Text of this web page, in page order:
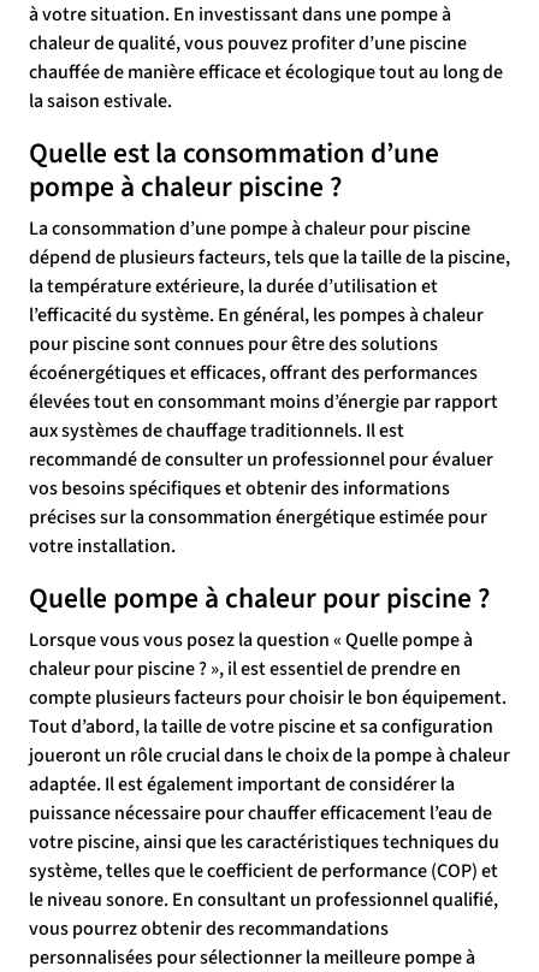
à votre situation. En investissant dans une pompe à
chaleur de qualité, vous pouvez profiter d’une piscine
chauffée de manière efficace et écologique tout au long de
la saison estivale.
Quelle est la consommation d’une
pompe à chaleur piscine ?
La consommation d’une pompe à chaleur pour piscine
dépend de plusieurs facteurs, tels que la taille de la piscine,
la température extérieure, la durée d’utilisation et
l’efficacité du système. En général, les pompes à chaleur
pour piscine sont connues pour être des solutions
écoénergétiques et efficaces, offrant des performances
élevées tout en consommant moins d’énergie par rapport
aux systèmes de chauffage traditionnels. Il est
recommandé de consulter un professionnel pour évaluer
vos besoins spécifiques et obtenir des informations
précises sur la consommation énergétique estimée pour
votre installation.
Quelle pompe à chaleur pour piscine ?
Lorsque vous vous posez la question « Quelle pompe à
chaleur pour piscine ? », il est essentiel de prendre en
compte plusieurs facteurs pour choisir le bon équipement.
Tout d’abord, la taille de votre piscine et sa configuration
joueront un rôle crucial dans le choix de la pompe à chaleur
adaptée. Il est également important de considérer la
puissance nécessaire pour chauffer efficacement l’eau de
votre piscine, ainsi que les caractéristiques techniques du
système, telles que le coefficient de performance (COP) et
le niveau sonore. En consultant un professionnel qualifié,
vous pourrez obtenir des recommandations
personnalisées pour sélectionner la meilleure pompe à